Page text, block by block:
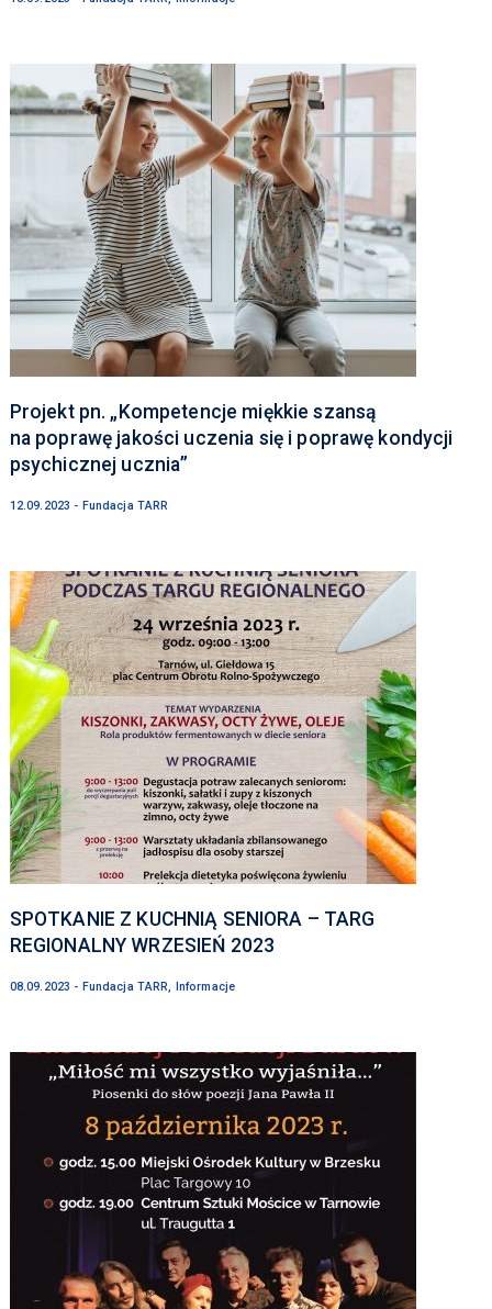
Projekt pn. „Kompetencje miękkie szansą
na poprawę jakości uczenia się i poprawę kondycji
psychicznej ucznia”
12.09.2023 - Fundacja TARR
SPOTKANIE Z KUCHNIĄ SENIORA – TARG
REGIONALNY WRZESIEŃ 2023
08.09.2023 - Fundacja TARR, Informacje